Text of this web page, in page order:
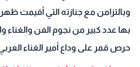
وبالتزامن مع جنازته التي أقيمت
بها عدد كبير من نجوم الفن والغناء
حرص قمر على وداع أمير الغناء